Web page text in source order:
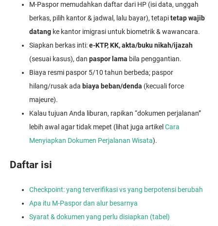
M-Paspor memudahkan daftar dari HP (isi data, unggah
berkas, pilih kantor & jadwal, lalu bayar), tetapitetap wajib
datang ke kantor imigrasi untuk biometrik & wawancara.
Siapkan berkas inti:e-KTP, KK, akta/buku nikah/ijazah
(sesuai kasus), dan paspor lama bila penggantian.
Biaya resmi paspor 5/10 tahun berbeda; paspor
hilang/rusak ada biaya beban/denda (kecuali force
majeure).
Kalau tujuan Anda liburan, rapikan “dokumen perjalanan”
lebih awal agar tidak mepet (lihat juga artikel Cara
Menyiapkan Dokumen Perjalanan Wisata).
Daftar isi
Checkpoint: yang terverifikasi vs yang berpotensi berubah
Apa itu M-Paspor dan alur besarnya
Syarat & dokumen yang perlu disiapkan (tabel)